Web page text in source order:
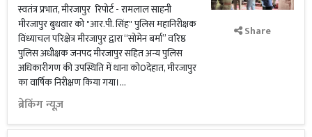
स्वतंत्र प्रभात, मीरजापुर रिपोर्ट - रामलाल साहनी
मीरजापुर बुधवार को "आर.पी. सिंह" पुलिस महानिरीक्षक
विंध्याचल परिक्षेत्र मीरजापुर द्वारा “सोमेन बर्मा” वरिष्ठ
पुलिस अधीक्षक जनपद मीरजापुर सहित अन्य पुलिस
अधिकारीगण की उपस्थिति में थाना को0देहात, मीरजापुर
का वार्षिक निरीक्षण किया गया।...
ब्रेकिंग न्यूज़
Share